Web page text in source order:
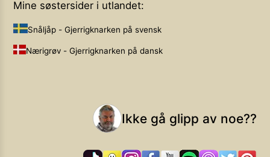
Mine søstersider i utlandet:
Snåljåp - Gjerrigknarken på svensk
Nærigrøv - Gjerrigknarken på dansk
Ikke gå glipp av noe??